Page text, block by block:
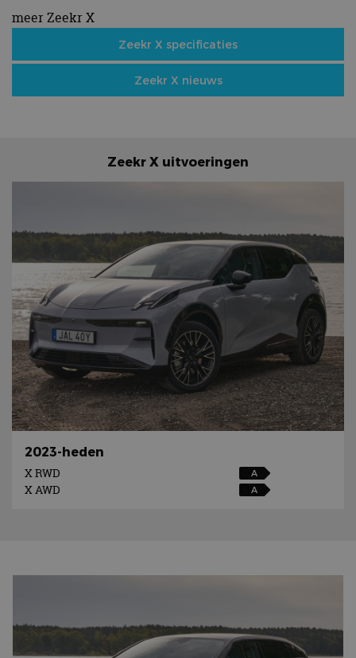
meer Zeekr X
Zeekr X specificaties
Zeekr X nieuws
Zeekr X uitvoeringen
2023-heden
X RWD
A
X AWD A